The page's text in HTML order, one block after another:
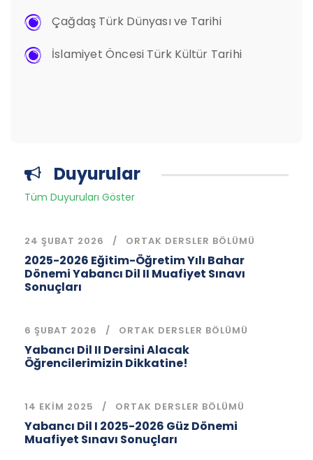
Çağdaş Türk Dünyası ve Tarihi
İslamiyet Öncesi Türk Kültür Tarihi
Duyurular
Tüm Duyuruları Göster
24 ŞUBAT 2026 ORTAK DERSLER BÖLÜMÜ
2025-2026 Eğitim-Öğretim Yılı Bahar
Dönemi Yabancı Dil II Muafiyet Sınavı
Sonuçları
6 ŞUBAT 2026 ORTAK DERSLER BÖLÜMÜ
Yabancı Dil II Dersini Alacak
Öğrencilerimizin Dikkatine!
14 EKIM 2025 ORTAK DERSLER BÖLÜMÜ
Yabancı Dil I 2025-2026 Güz Dönemi
Muafiyet Sınavı Sonuçları